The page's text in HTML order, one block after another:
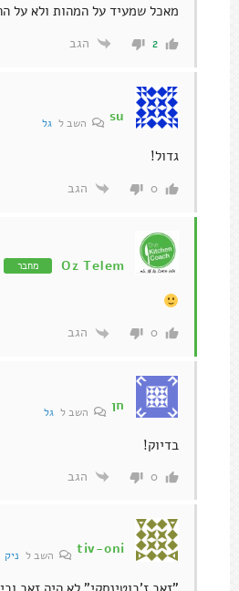
מאכל שמעיד על המהות ולא על
2 הגב
su השב לגל
גדול!
0 הגב
Oz Telem מחבר
0 הגב
חן השב לגל
בדיוק!
0 הגב
tiv-oni השב ל ניק